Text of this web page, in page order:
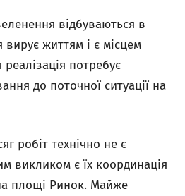
відбуваються в
життям і є місцем
потребує
до поточної ситуації на
робіт технічно не є
викликом є їх координація
площі Ринок. Майже